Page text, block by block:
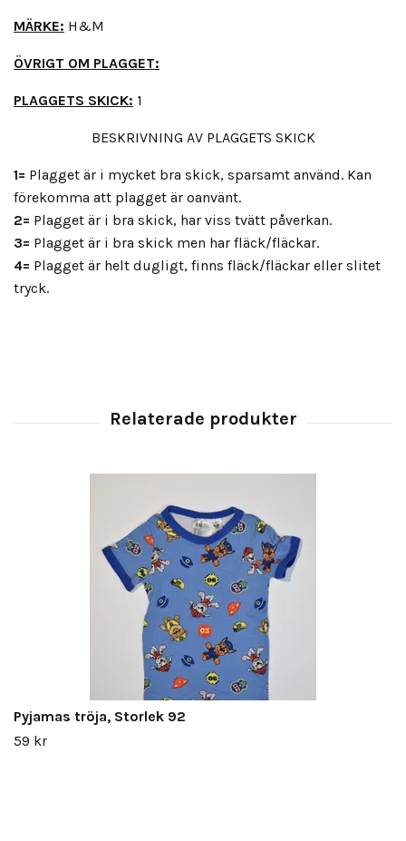
MÄRKE: H&M
ÖVRIGT OM PLAGGET:
PLAGGETS SKICK: 1
BESKRIVNING AV PLAGGETS SKICK
1= Plagget är i mycket bra skick, sparsamt använd. Kan
förekomma att plagget är oanvänt.
2= Plagget är i bra skick, har viss tvätt påverkan.
3= Plagget är i bra skick men har fläck/fläckar.
4= Plagget är helt dugligt, finns fläck/fläckar eller slitet
tryck.
Pyjamas tröja, Storlek 92
59 kr